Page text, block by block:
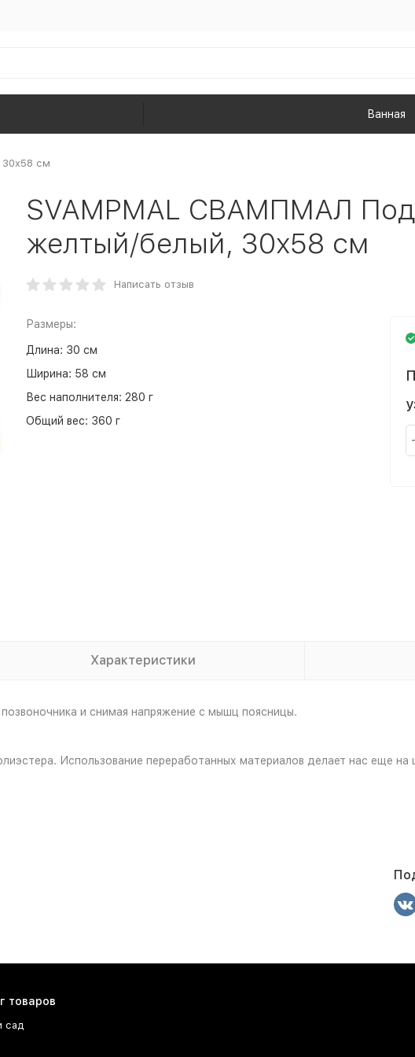
Ванная
см
SVAMPMAL СВАМПМАЛ
желтый/белый, 30x58 см
Написать отзыв
Размеры:
Длина: 30 см
Ширина: 58 см
Вес наполнителя: 280 г
Общий вес: 360 г
Характеристики
и снимая напряжение с мышц поясницы.
Использование переработанных материалов делает нас еще
товаров
сад